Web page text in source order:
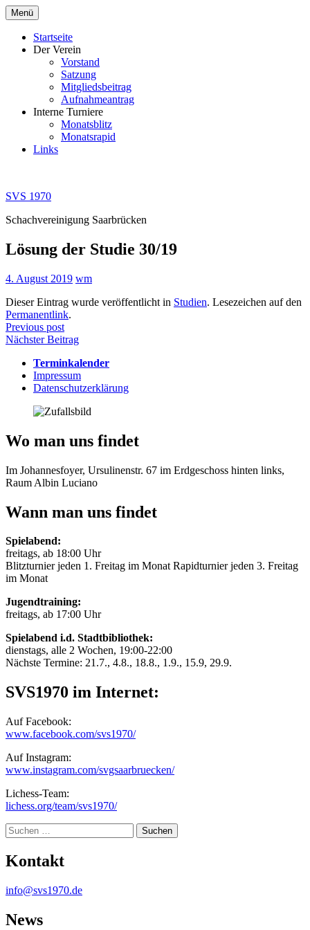
Zum
Inhalt
springen
Menü
Startseite
Der Verein
Vorstand
Satzung
Mitgliedsbeitrag
Aufnahmeantrag
Interne Turniere
Monatsblitz
Monatsrapid
Links
SVS 1970
Schachvereinigung Saarbrücken
Lösung der Studie 30/19
4. August 2019 wm
Dieser Eintrag wurde veröffentlicht in Studien. Lesezeichen auf den
Permanentlink.
Beitragsnavigation
Previous post
Nächster Beitrag
Terminkalender
Impressum
Datenschutzerklärung
Wo man uns findet
Im Johannesfoyer, Ursulinenstr. 67 im Erdgeschoss hinten links,
Raum Albin Luciano
Wann man uns findet
Spielabend:
freitags, ab 18:00 Uhr
Blitzturnier jeden 1. Freitag im Monat Rapidturnier jeden 3. Freitag
im Monat
Jugendtraining:
freitags, ab 17:00 Uhr
Spielabend i.d. Stadtbibliothek:
dienstags, alle 2 Wochen, 19:00-22:00
Nächste Termine: 21.7., 4.8., 18.8., 1.9., 15.9, 29.9.
SVS1970 im Internet:
Auf Facebook:
www.facebook.com/svs1970/
Auf Instagram:
www.instagram.com/svgsaarbruecken/
Lichess-Team:
lichess.org/team/svs1970/
Suche
Kontakt
info@svs1970.de
News